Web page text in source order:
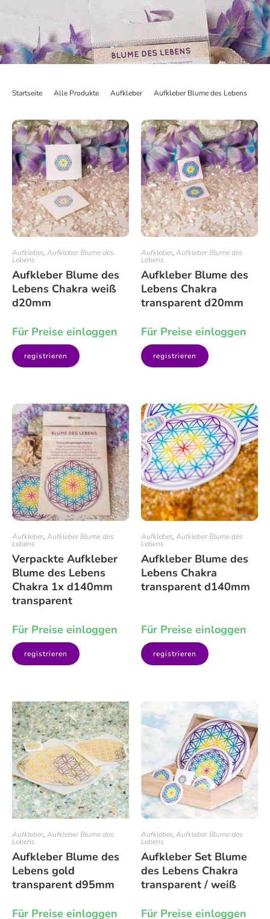
Startseite Alle Produkte Aufkleber Aufkleber Blume des Lebens
Aufkleber, Aufkleber Blume des
Lebens
Aufkleber Blume des
Lebens Chakra weiß
d20mm
Für Preise einloggen
registrieren
Aufkleber, Aufkleber Blume des
Lebens
Aufkleber Blume des
Lebens Chakra
transparent d20mm
Für Preise einloggen
registrieren
Aufkleber, Aufkleber Blume des
Lebens
Verpackte Aufkleber
Blume des Lebens
Chakra 1x d140mm
transparent
Für Preise einloggen
registrieren
Aufkleber, Aufkleber Blume des
Lebens
Aufkleber Blume des
Lebens Chakra
transparent d140mm
Für Preise einloggen
registrieren
Aufkleber, Aufkleber Blume des
Lebens
Aufkleber Blume des
Lebens gold
transparent d95mm
Für Preise einloggen
Aufkleber, Aufkleber Blume des
Lebens
Aufkleber Set Blume
des Lebens Chakra
transparent / weiß
Für Preise einloggen